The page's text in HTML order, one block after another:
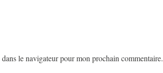
le navigateur pour mon prochain commentaire.